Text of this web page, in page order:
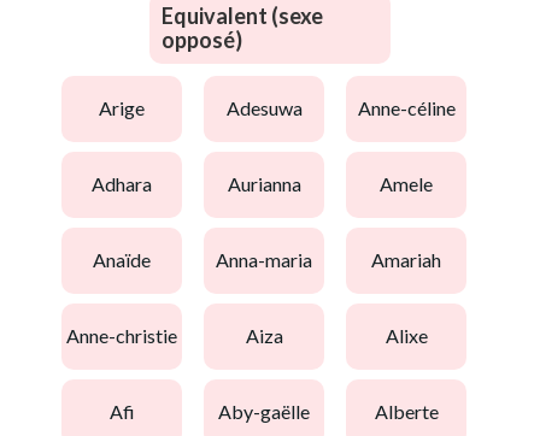
Equivalent (sexe
opposé)
arige adesuwa anne-céline
adhara aurianna amele
anaïde anna-maria amariah
anne-christie aiza alixe
afi aby-gaëlle alberte